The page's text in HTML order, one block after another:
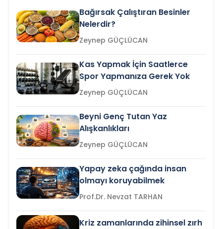
Bağırsak Çalıştıran Besinler
Nelerdir?
Zeynep GÜÇLÜCAN
Kas Yapmak İçin Saatlerce
Spor Yapmanıza Gerek Yok
Zeynep GÜÇLÜCAN
Beyni Genç Tutan Yaz
Alışkanlıkları
Zeynep GÜÇLÜCAN
Yapay zeka çağında insan
olmayı koruyabilmek
Prof.Dr. Nevzat TARHAN
Kriz zamanlarında zihinsel zırh